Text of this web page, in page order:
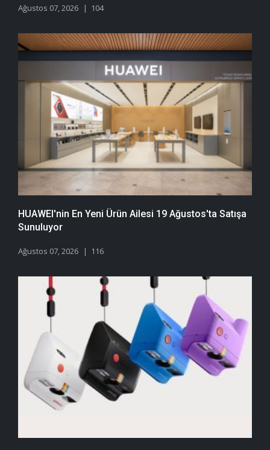
Ağustos 07, 2026 104
HUAWEI'nin En Yeni Ürün Ailesi 19 Ağustos'ta Satışa
Sunuluyor
Ağustos 07, 2026 116